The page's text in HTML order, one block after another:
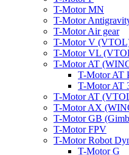
T-Motor MN
T-Motor
T-Motor Air gear
T-Motor V
T-Motor VL
T-Motor AT
T-Motor AT
T-Motor AT
T-Motor AT
T-Motor AX
T-Motor GB
T-Motor FPV
T-Motor Robot
T-Motor G